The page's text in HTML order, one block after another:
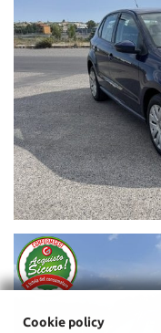
Cookie policy